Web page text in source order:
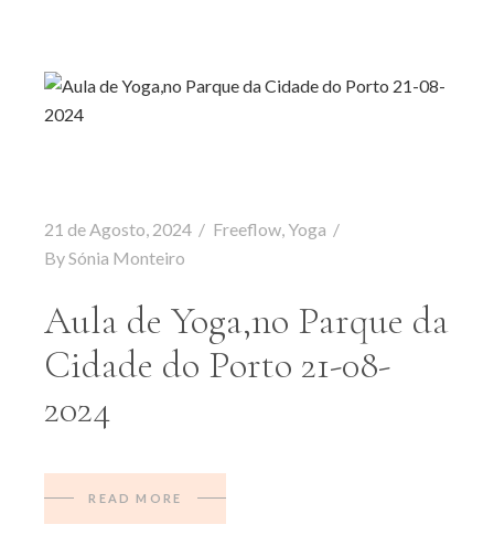
21 de Agosto, 2024 Freeflow, Yoga
BySónia Monteiro
Aula de Yoga,no Parque da
Cidade do Porto 21-08-
2024
READ MORE